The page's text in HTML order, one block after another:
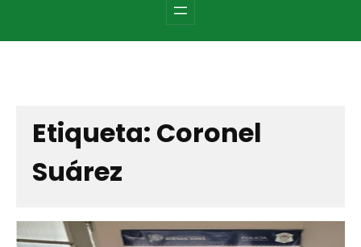
Etiqueta: Coronel
Suárez